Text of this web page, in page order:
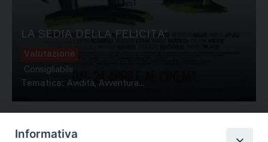
LA SEDIA DELLA FELICITA’
Valutazione
Consigliabile
Tematica: Avidità, Avventura...
Informativa